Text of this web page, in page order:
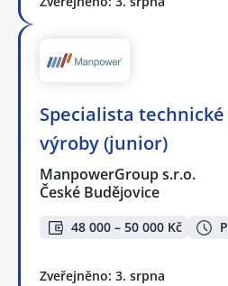
Specialista
výroby (junior)
ManpowerGroup s.r.o.
České Budějovice
48 000 – 50 000 Kč
Zveřejněno: 3. srpna